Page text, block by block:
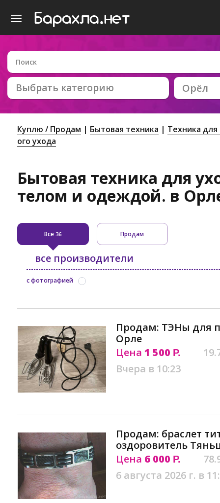
Выбрать категорию Орёл
Куплю / Продам Бытовая техника
Техника
ого ухода
Бытовая техника для
телом и одеждой. в
Все36 Продам
все производители
с фотографией
Продам: ТЭНы для
Орле
Цена 1 500 Р.
Вчера в 10:23
Продам: браслет
оздоровитель
Цена 6 000 Р.
6 августа 2026 г. в